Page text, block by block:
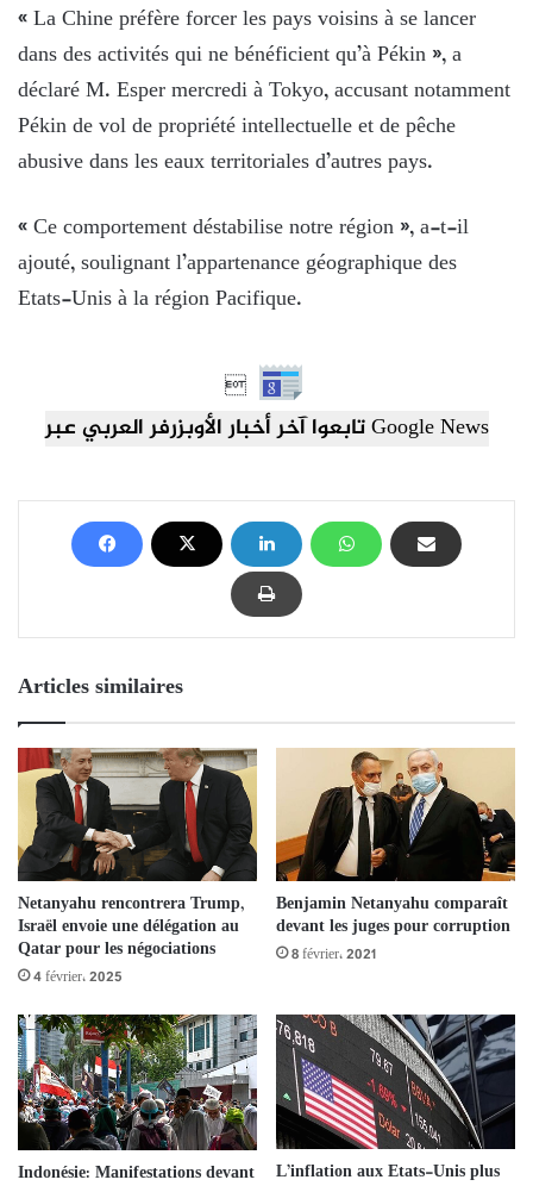
« La Chine préfère forcer les pays voisins à se lancer
dans des activités qui ne bénéficient qu’à Pékin », a
déclaré M. Esper mercredi à Tokyo, accusant notamment
Pékin de vol de propriété intellectuelle et de pêche
abusive dans les eaux territoriales d’autres pays.
« Ce comportement déstabilise notre région », a-t-il
ajouté, soulignant l’appartenance géographique des
Etats-Unis à la région Pacifique.

تابعوا آخر أخبار الأوبزرفر العربي عبر Google News
Articles similaires
Netanyahu rencontrera Trump,
Israël envoie une délégation au
Qatar pour les négociations
4 février، 2025
Benjamin Netanyahu comparaît
devant les juges pour corruption
8 février، 2021
Indonésie: Manifestations devant
L’inflation aux Etats-Unis plus